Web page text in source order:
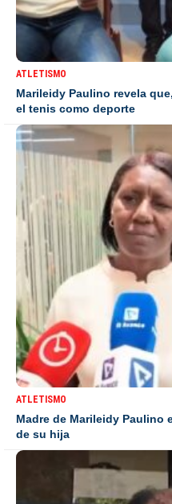
ATLETISMO
Marileidy Paulino revela
el tenis como deporte
ATLETISMO
Madre de Marileidy
de su hija